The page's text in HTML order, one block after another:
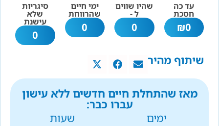
עד כה
חסכת
0
₪
שהיו שווים
ל -
0
ימי חיים
שהרווחת
0
סיגריות
שלא
עישנת
0
שיתוף מהיר
מאז שהתחלת חיים חדשים ללא עישון
עברו כבר:
ימים
שעות